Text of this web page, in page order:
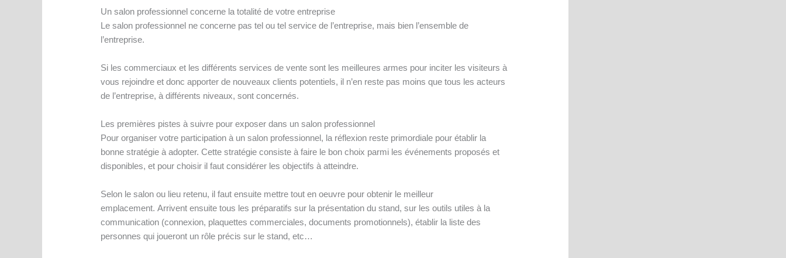
Un salon professionnel concerne la totalité de votre entreprise
Le salon professionnel ne concerne pas tel ou tel service de l’entreprise, mais bien l’ensemble de
l’entreprise.
Si les commerciaux et les différents services de vente sont les meilleures armes pour inciter les visiteurs à
vous rejoindre et donc apporter de nouveaux clients potentiels, il n’en reste pas moins que tous les acteurs
de l’entreprise, à différents niveaux, sont concernés.
Les premières pistes à suivre pour exposer dans un salon professionnel
Pour organiser votre participation à un salon professionnel, la réflexion reste primordiale pour établir la
bonne stratégie à adopter. Cette stratégie consiste à faire le bon choix parmi les événements proposés et
disponibles, et pour choisir il faut considérer les objectifs à atteindre.
Selon le salon ou lieu retenu, il faut ensuite mettre tout en oeuvre pour obtenir le meilleur
emplacement. Arrivent ensuite tous les préparatifs sur la présentation du stand, sur les outils utiles à la
communication (connexion, plaquettes commerciales, documents promotionnels), établir la liste des
personnes qui joueront un rôle précis sur le stand, etc…